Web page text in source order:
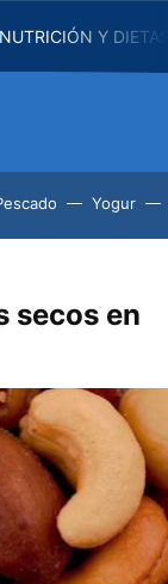
NUTRICIÓN Y
Yogur
secos en